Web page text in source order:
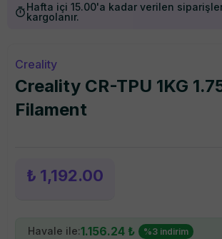
Hafta içi 15.00'a kadar verilen
kargolanır.
Creality
Creality CR-TPU 1KG
Filament
₺ 1,192.00
Havale ile:1.156.24 ₺ %3 indirim